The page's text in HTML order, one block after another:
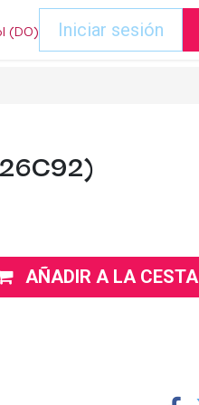
(DO) Iniciar sesión
AÑADIR A LA CESTA